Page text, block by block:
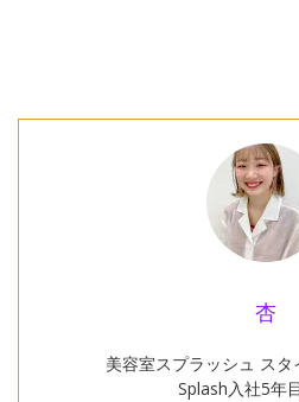
杏
美容室スプラッシュ ス
Splash入社5年